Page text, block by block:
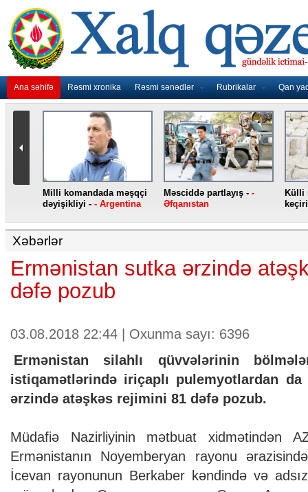
Ana səhifə Rəsmi xronika Rəsmi sənədlər Rubrikalar Qan
Milli komandada məşqçi
dəyişikliyi - - Argentina
Məsciddə partlayış - -
Əfqanıstan
Külli
Xəbərlər
Ermənistan sutka ərzində
dəfə pozub
03.08.2018 22:44 | Oxunma sayı: 6396
Ermənistan silahlı qüvvələrinin
istiqamətlərində iriçaplı pulemyotlardan
ərzində atəşkəs rejimini 81 dəfə pozub.
Müdafiə Nazirliyinin mətbuat xidmətindən
Ermənistanın Noyemberyan rayonu
İcevan rayonunun Berkaber kəndində və